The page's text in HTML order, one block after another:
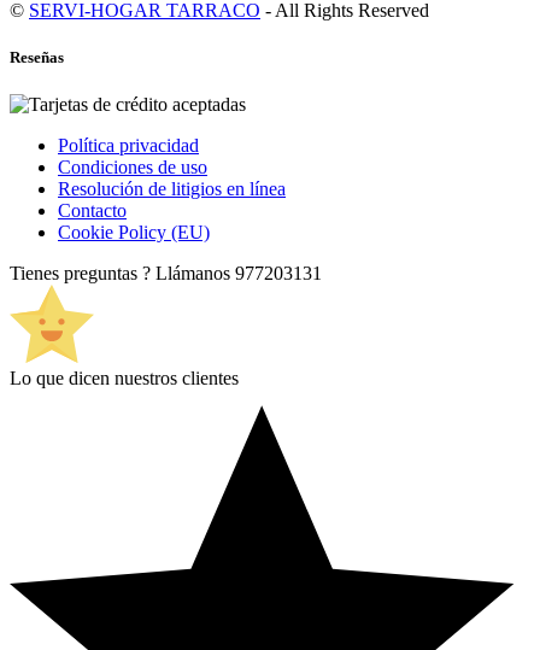
© SERVI-HOGAR TARRACO - All Rights Reserved
Reseñas
Política privacidad
Condiciones de uso
Resolución de litigios en línea
Contacto
Cookie Policy (EU)
Tienes preguntas ? Llámanos 977203131
Lo que dicen nuestros clientes